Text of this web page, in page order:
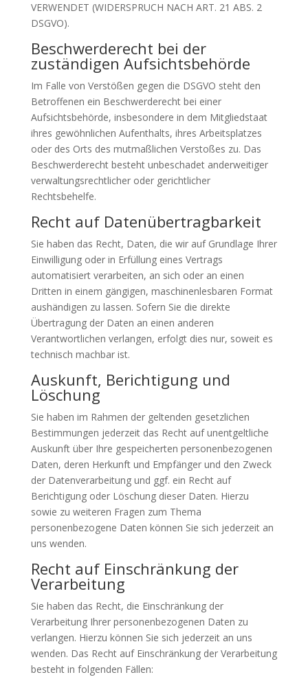
VERWENDET (WIDERSPRUCH NACH ART. 21 ABS. 2
DSGVO).
Beschwerde­recht bei der
zuständigen Aufsichts­behörde
Im Falle von Verstößen gegen die DSGVO steht den
Betroffenen ein Beschwerderecht bei einer
Aufsichtsbehörde, insbesondere in dem Mitgliedstaat
ihres gewöhnlichen Aufenthalts, ihres Arbeitsplatzes
oder des Orts des mutmaßlichen Verstoßes zu. Das
Beschwerderecht besteht unbeschadet anderweitiger
verwaltungsrechtlicher oder gerichtlicher
Rechtsbehelfe.
Recht auf Daten­übertrag­barkeit
Sie haben das Recht, Daten, die wir auf Grundlage Ihrer
Einwilligung oder in Erfüllung eines Vertrags
automatisiert verarbeiten, an sich oder an einen
Dritten in einem gängigen, maschinenlesbaren Format
aushändigen zu lassen. Sofern Sie die direkte
Übertragung der Daten an einen anderen
Verantwortlichen verlangen, erfolgt dies nur, soweit es
technisch machbar ist.
Auskunft, Berichtigung und
Löschung
Sie haben im Rahmen der geltenden gesetzlichen
Bestimmungen jederzeit das Recht auf unentgeltliche
Auskunft über Ihre gespeicherten personenbezogenen
Daten, deren Herkunft und Empfänger und den Zweck
der Datenverarbeitung und ggf. ein Recht auf
Berichtigung oder Löschung dieser Daten. Hierzu
sowie zu weiteren Fragen zum Thema
personenbezogene Daten können Sie sich jederzeit an
uns wenden.
Recht auf Einschränkung der
Verarbeitung
Sie haben das Recht, die Einschränkung der
Verarbeitung Ihrer personenbezogenen Daten zu
verlangen. Hierzu können Sie sich jederzeit an uns
wenden. Das Recht auf Einschränkung der Verarbeitung
besteht in folgenden Fällen: